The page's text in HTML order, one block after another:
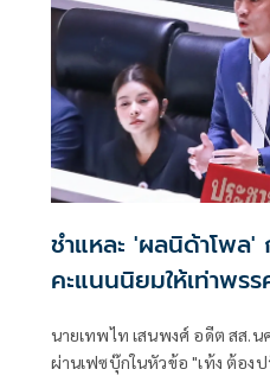
ชำแหละ 'ผลนิด้าโพล'
คะแนนนิยมให้เท่าพรร
นายเทพไท เสนพงศ์ อดีต สส.น
ผ่านเฟซบุ๊กในหัวข้อ "เท้ง ต้อง